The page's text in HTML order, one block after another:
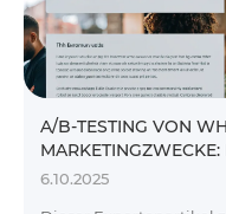
A/B-TESTING VON
6.10.2025